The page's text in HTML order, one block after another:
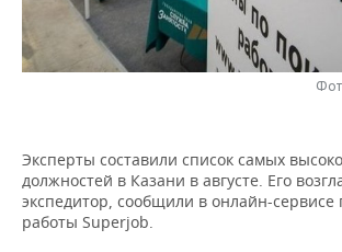
НЕФТЕХИМИЯ
НЕФТЬ
ЭНЕРГЕТИКА
РОЗНИЧНАЯ ТОРГОВЛЯ
НОВОСТИ ТЕХНОЛОГИЙ
ТЕЛЕКОММУНИКАЦИИ
МЕРОПРИЯТИЯ
БИЗНЕС-БРАНЧИ
ФУТБОЛ
НОВОСТИ ОБЩЕСТВА
ФОТОГАЛЕРЕЯ
Эксперты составили список самых
должностей в Казани в августе. Его
экспедитор, сообщили в онлайн-сервисе
работы Superjob.